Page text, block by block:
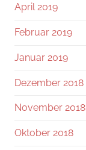
April 2019
Februar 2019
Januar 2019
Dezember 2018
November 2018
Oktober 2018